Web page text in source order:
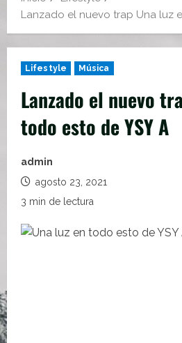
Lanzado el nuevo trap Una luz
Lifestyle Música
Lanzado el nuevo
todo esto de YSY A
admin
agosto 23, 2021
3 min de lectura